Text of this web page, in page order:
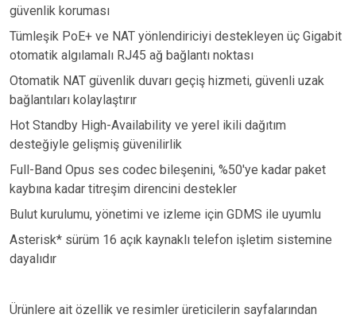
güvenlik koruması
Tümleşik PoE+ ve NAT yönlendiriciyi destekleyen üç Gigabit
otomatik algılamalı RJ45 ağ bağlantı noktası
Otomatik NAT güvenlik duvarı geçiş hizmeti, güvenli uzak
bağlantıları kolaylaştırır
Hot Standby High-Availability ve yerel ikili dağıtım
desteğiyle gelişmiş güvenilirlik
Full-Band Opus ses codec bileşenini, %50'ye kadar paket
kaybına kadar titreşim direncini destekler
Bulut kurulumu, yönetimi ve izleme için GDMS ile uyumlu
Asterisk* sürüm 16 açık kaynaklı telefon işletim sistemine
dayalıdır
Ürünlere ait özellik ve resimler üreticilerin sayfalarından